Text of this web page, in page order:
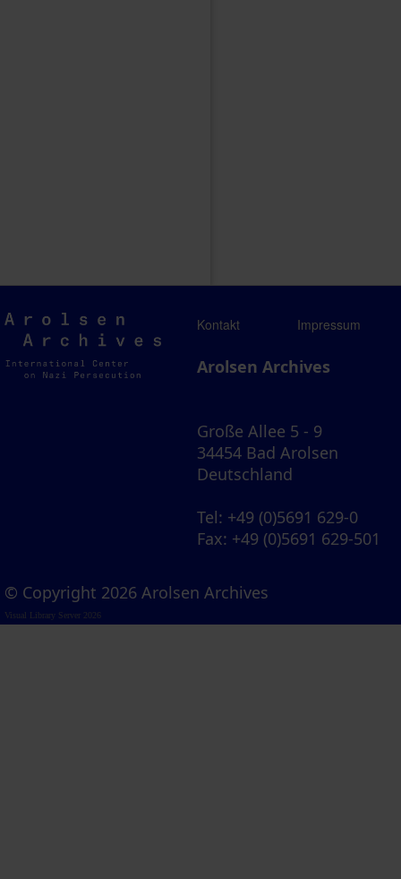
Arolsen
Archives
Kontakt Impressum
Arolsen Archives
Große Allee 5 - 9
34454 Bad Arolsen
Deutschland
Tel: +49 (0)5691 629-0
Fax: +49 (0)5691 629-501
© Copyright 2026 Arolsen Archives
Visual Library Server 2026